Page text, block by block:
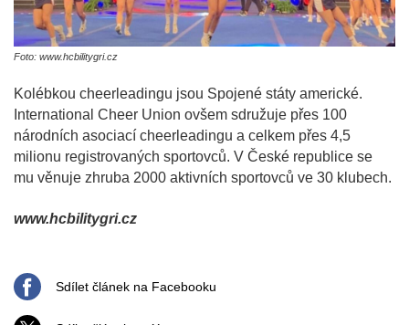
Foto: www.hcbilitygri.cz
Kolébkou cheerleadingu jsou Spojené státy americké.
International Cheer Union ovšem sdružuje přes 100
národních asociací cheerleadingu a celkem přes 4,5
milionu registrovaných sportovců. V České republice se
mu věnuje zhruba 2000 aktivních sportovců ve 30 klubech.
www.hcbilitygri.cz
Sdílet článek na Facebooku